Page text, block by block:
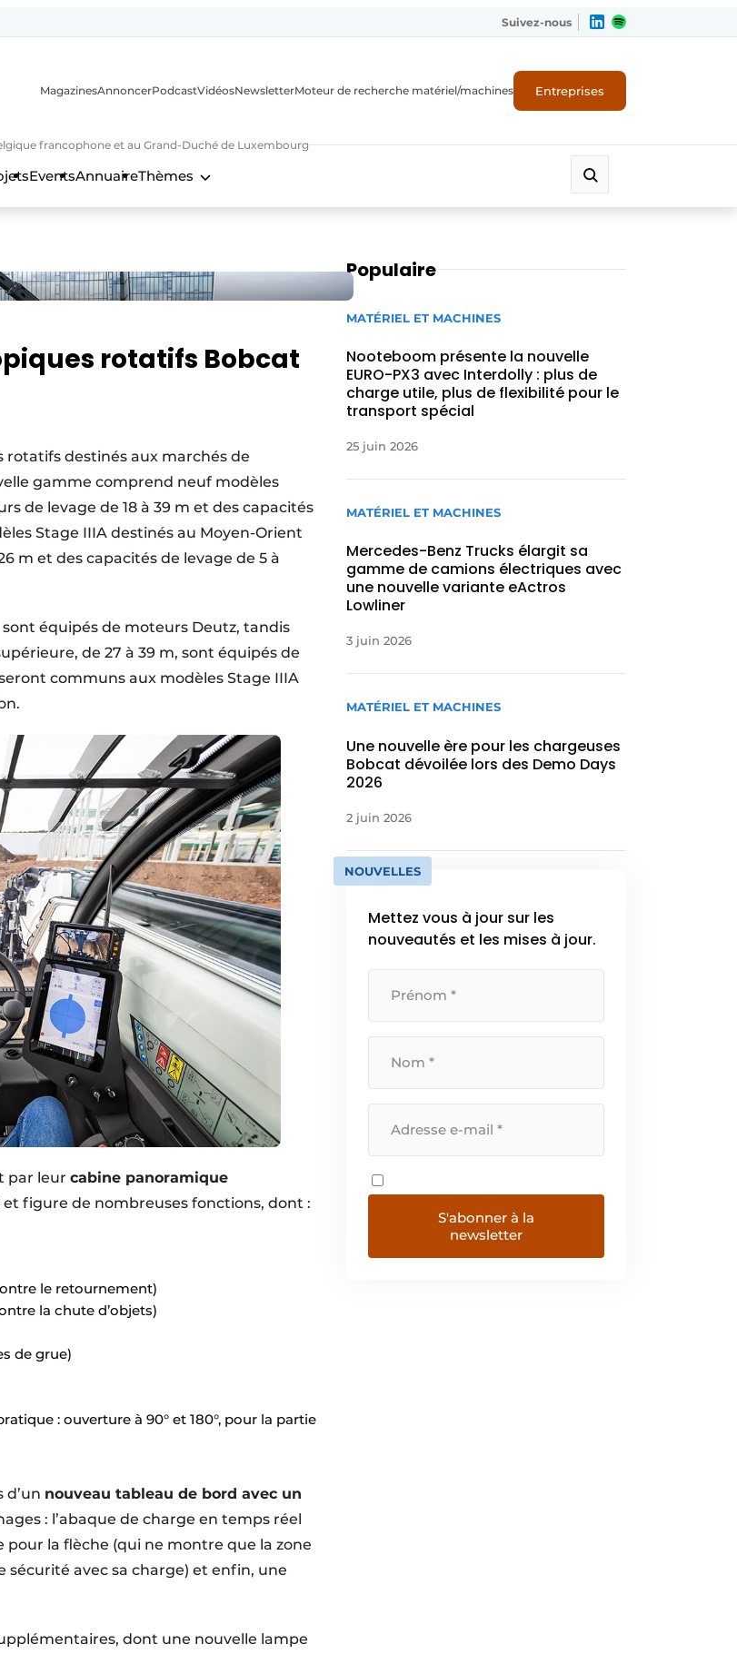
Suivez-nous
francophone et au Grand-Duché de Luxembourg
MagazinesAnnoncerPodcastVidéosNewsletterMoteur de recherche matériel/machines Entreprises
EventsAnnuaireThèmes
rotatifs Bobcat
destinés aux marchés de
gamme comprend neuf modèles
de levage de 18 à 39 m et des capacités
Stage IIIA destinés au Moyen-Orient
m et des capacités de levage de 5 à
sont équipés de moteurs Deutz, tandis
de 27 à 39 m, sont équipés de
communs aux modèles Stage IIIA
par leur cabine panoramique
figure de nombreuses fonctions, dont :
le retournement)
la chute d’objets)
de grue)
: ouverture à 90° et 180°, pour la partie
d’un nouveau tableau de bord avec un
: l’abaque de charge en temps réel
la flèche (qui ne montre que la zone
avec sa charge) et enfin, une
dont une nouvelle lampe
Populaire
MATÉRIEL ET MACHINES
Nooteboom présente la nouvelle
EURO-PX3 avec Interdolly : plus de
charge utile, plus de flexibilité pour le
transport spécial
25 juin 2026
MATÉRIEL ET MACHINES
Mercedes-Benz Trucks élargit sa
gamme de camions électriques avec
une nouvelle variante eActros
Lowliner
3 juin 2026
MATÉRIEL ET MACHINES
Une nouvelle ère pour les chargeuses
Bobcat dévoilée lors des Demo Days
2026
2 juin 2026
NOUVELLES
Mettez vous à jour sur les
nouveautés et les mises à jour.
S'abonner à la
newsletter